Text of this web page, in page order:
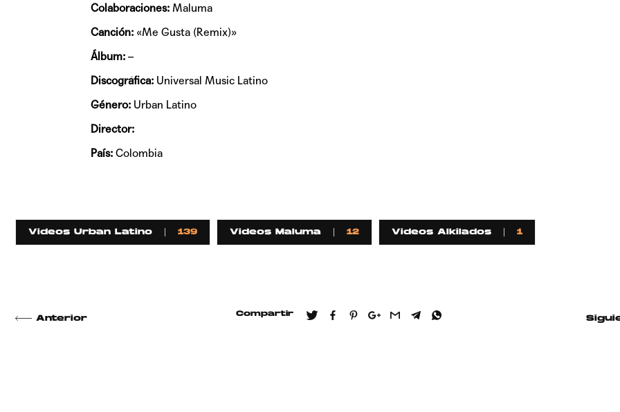
Colaboraciones:Maluma
Canción:«Me Gusta (Remix)»
Álbum:–
Discográfica:Universal Music Latino
Género:Urban Latino
Director:
País:Colombia
Videos Urban Latino 139 Videos Maluma 12 Videos Alkilados 1
Anterior
Compartir